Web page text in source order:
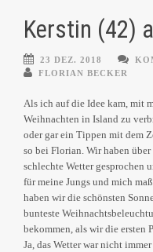
Kerstin (42)
23 DEZ. 2018
FLORIAN BECKER
Als ich auf die Idee kam, mit
Weihnachten in Island zu
oder gar ein Tippen mit dem
so bei Florian. Wir haben
schlechte Wetter gesprochen
für meine Jungs und mich
haben wir die schönsten
bunteste
bekommen, als wir die ersten
Ja, das Wetter war nicht